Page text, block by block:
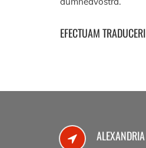
EFECTUAM TRADUCERI
ALEXANDRIA